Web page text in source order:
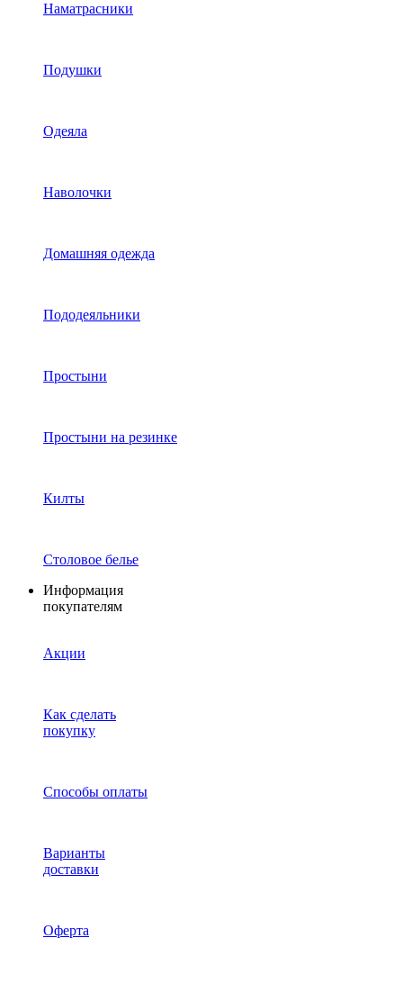
Наматрасники
Подушки
Одеяла
Наволочки
Домашняя одежда
Пододеяльники
Простыни
Простыни на резинке
Килты
Столовое белье
Информация
покупателям
Акции
Как сделать
покупку
Способы оплаты
Варианты
доставки
Оферта